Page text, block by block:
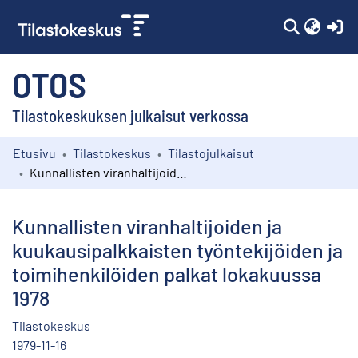
OTOS
Tilastokeskuksen julkaisut verkossa
Kokoelmat
Etusivu Tilastokeskus
Tilastojulkaisut
Kunnallisten viranhaltijoiden ja
kuukausipalkkaisten työntekijöiden ja
toimihenkilöiden palkat lokakuussa
1978
Tilastokeskus
1979-11-16